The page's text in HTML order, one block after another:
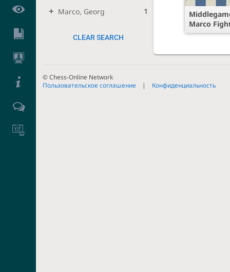
Marco, Georg
1
CLEAR SEARCH
Marco
© Chess-Online Network
Пользовательское соглашение
Конфиденциальность